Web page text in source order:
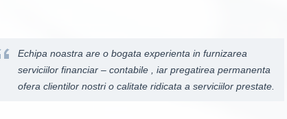
Echipa noastra are o bogata experienta in furnizarea
serviciilor financiar – contabile , iar pregatirea permanenta
ofera clientilor nostri o calitate ridicata a serviciilor prestate.